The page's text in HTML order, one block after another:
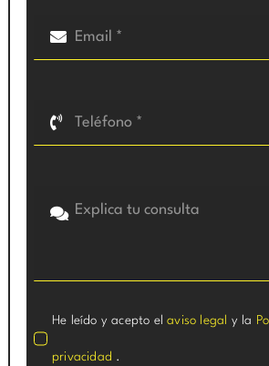
He leído y acepto elaviso legal y la
privacidad .